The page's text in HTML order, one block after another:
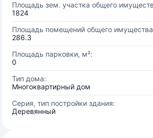
Площадь зем. участка общего
1824
Площадь помещений общего
286.3
Площадь парковки, м²:
0
Тип дома:
Многоквартирный дом
Серия, тип постройки здания:
Деревянный